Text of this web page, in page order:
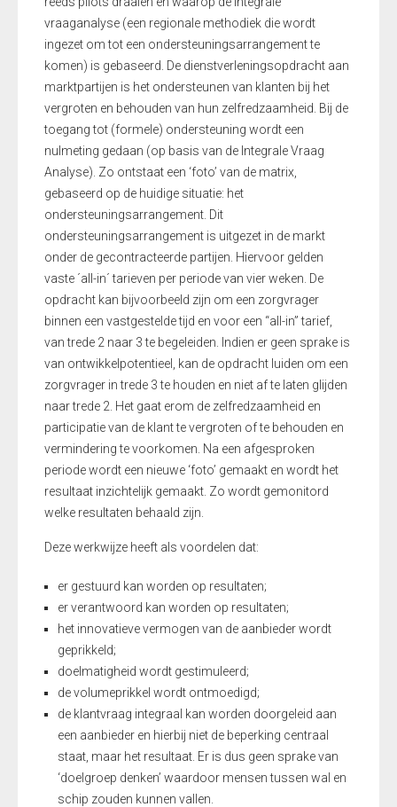
vraaganalyse (een regionale methodiek die wordt
ingezet om tot een ondersteuningsarrangement te
komen) is gebaseerd. De dienstverleningsopdracht aan
marktpartijen is het ondersteunen van klanten bij het
vergroten en behouden van hun zelfredzaamheid. Bij de
toegang tot (formele) ondersteuning wordt een
nulmeting gedaan (op basis van de Integrale Vraag
Analyse). Zo ontstaat een ‘foto’ van de matrix,
gebaseerd op de huidige situatie: het
ondersteuningsarrangement. Dit
ondersteuningsarrangement is uitgezet in de markt
onder de gecontracteerde partijen. Hiervoor gelden
vaste ´all-in´ tarieven per periode van vier weken. De
opdracht kan bijvoorbeeld zijn om een zorgvrager
binnen een vastgestelde tijd en voor een “all-in” tarief,
van trede 2 naar 3 te begeleiden. Indien er geen sprake is
van ontwikkelpotentieel, kan de opdracht luiden om een
zorgvrager in trede 3 te houden en niet af te laten glijden
naar trede 2. Het gaat erom de zelfredzaamheid en
participatie van de klant te vergroten of te behouden en
vermindering te voorkomen. Na een afgesproken
periode wordt een nieuwe ‘foto’ gemaakt en wordt het
resultaat inzichtelijk gemaakt. Zo wordt gemonitord
welke resultaten behaald zijn.
Deze werkwijze heeft als voordelen dat:
er gestuurd kan worden op resultaten;
er verantwoord kan worden op resultaten;
het innovatieve vermogen van de aanbieder wordt
geprikkeld;
doelmatigheid wordt gestimuleerd;
de volumeprikkel wordt ontmoedigd;
de klantvraag integraal kan worden doorgeleid aan
een aanbieder en hierbij niet de beperking centraal
staat, maar het resultaat. Er is dus geen sprake van
‘doelgroep denken’ waardoor mensen tussen wal en
schip zouden kunnen vallen.